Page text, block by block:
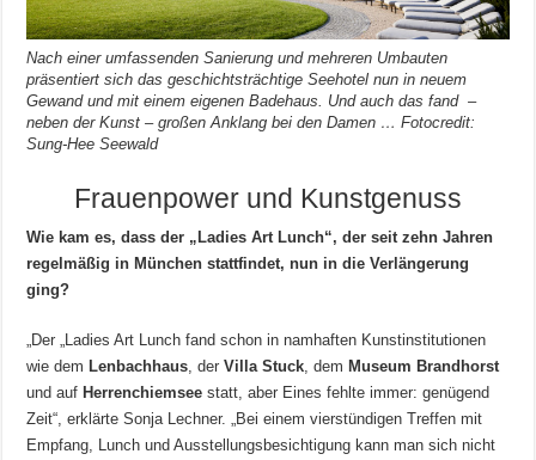
Nach einer umfassenden Sanierung und mehreren Umbauten
präsentiert sich das geschichtsträchtige Seehotel nun in neuem
Gewand und mit einem eigenen Badehaus. Und auch das fand –
neben der Kunst – großen Anklang bei den Damen … Fotocredit:
Sung-Hee Seewald
Frauenpower und Kunstgenuss
Wie kam es, dass der „Ladies Art Lunch“, der seit zehn Jahren
regelmäßig in München stattfindet, nun in die Verlängerung
ging?
„Der „Ladies Art Lunch fand schon in namhaften Kunstinstitutionen
wie demLenbachhaus , derVilla Stuck , demMuseum Brandhorst
und aufHerrenchiemsee statt, aber Eines fehlte immer: genügend
Zeit“, erklärte Sonja Lechner. „Bei einem vierstündigen Treffen mit
Empfang, Lunch und Ausstellungsbesichtigung kann man sich nicht